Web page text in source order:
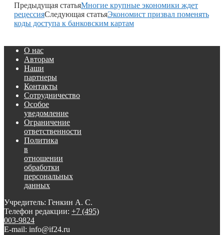
Предыдущая статьяМногие крупные экономики ждет
рецессияСледующая статьяЭкономист призвал поменять
коды доступа к банковским картам
О нас
Авторам
Наши
партнеры
Контакты
Сотрудничество
Особое
уведомление
Ограничение
ответственности
Политика
в
отношении
обработки
персональных
данных
Учредитель: Генкин А. С.
Телефон редакции: +7 (495)
003-9824
E-mail: info@if24.ru